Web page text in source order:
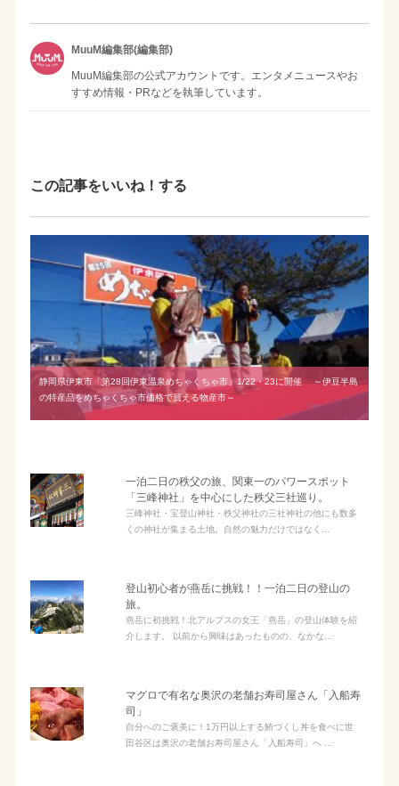
MuuM編集部(編集部)
MuuM編集部の公式アカウントです。エンタメニュースやお
すすめ情報・PRなどを執筆しています。
この記事をいいね！する
静岡県伊東市「第28回伊東温泉めちゃくちゃ市」1/22・23に開催 ～伊豆半島
の特産品をめちゃくちゃ市価格で買える物産市～
一泊二日の秩父の旅、関東一のパワースポット
「三峰神社」を中心にした秩父三社巡り。
三峰神社・宝登山神社・秩父神社の三社神社の他にも数多
くの神社が集まる土地。自然の魅力だけではなく...
登山初心者が燕岳に挑戦！！一泊二日の登山の
旅。
燕岳に初挑戦！北アルプスの女王「燕岳」の登山体験を紹
介します。 以前から興味はあったものの、なかな...
マグロで有名な奥沢の老舗お寿司屋さん「入船寿
司」
自分へのご褒美に！1万円以上する鮪づくし丼を食べに世
田谷区は奥沢の老舗お寿司屋さん「入船寿司」へ ...